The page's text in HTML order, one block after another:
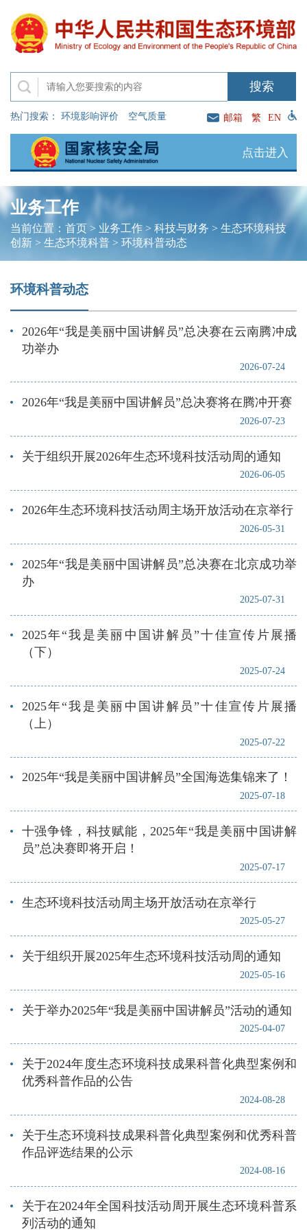
热门搜索： 环境影响评价 空气质量 邮箱 繁 EN
点击进入
业务工作
当前位置： 首页> 业务工作> 科技与财务 > 生态环境科技
创新> 生态环境科普> 环境科普动态
环境科普动态
2026-07-24
2026年“我是美丽中国讲解员”总决赛在云南腾冲成
功举办
2026-07-23
2026年“我是美丽中国讲解员”总决赛将在腾冲开赛
2026-06-05
关于组织开展2026年生态环境科技活动周的通知
2026-05-31
2026年生态环境科技活动周主场开放活动在京举行
2025-07-31
2025年“我是美丽中国讲解员”总决赛在北京成功举
办
2025-07-24
2025年“我是美丽中国讲解员”十佳宣传片展播
（下）
2025-07-22
2025年“我是美丽中国讲解员”十佳宣传片展播
（上）
2025-07-18
2025年“我是美丽中国讲解员”全国海选集锦来了！
2025-07-17
十强争锋，科技赋能，2025年“我是美丽中国讲解
员”总决赛即将开启！
2025-05-27
生态环境科技活动周主场开放活动在京举行
2025-05-16
关于组织开展2025年生态环境科技活动周的通知
2025-04-07
关于举办2025年“我是美丽中国讲解员”活动的通知
2024-08-28
关于2024年度生态环境科技成果科普化典型案例和
优秀科普作品的公告
2024-08-16
关于生态环境科技成果科普化典型案例和优秀科普
作品评选结果的公示
关于在2024年全国科技活动周开展生态环境科普系
列活动的通知